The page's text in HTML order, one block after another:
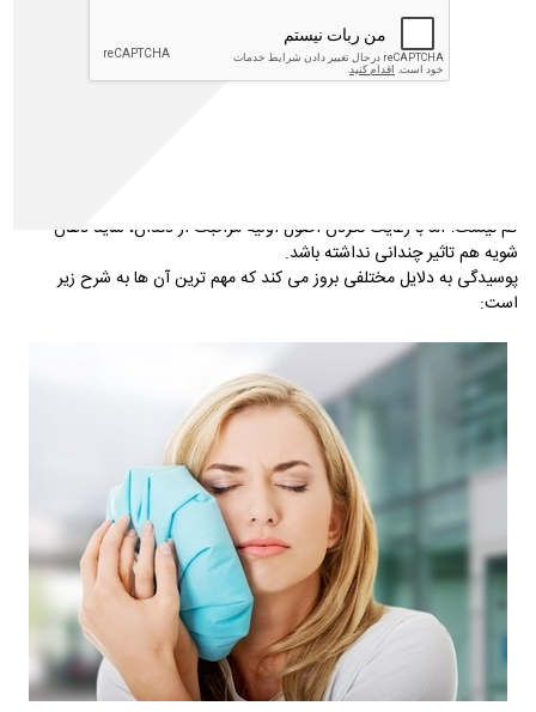
از دست دادن دندان شوند. مراجعه منظم به دندان پزشک و عادت های
خوب مانند مسواک زدن و نخ دندان کشیدن بهترین راه های محافظتی
در برابر پوسیدگی ها هستند. علاوه بر این، فواید استفاده از دهان شویه
کم نیست؛ اما با رعایت نکردن اصول اولیه مراقبت از دندان، شاید دهان
شویه هم تاثیر چندانی نداشته باشد.
پوسیدگی به دلایل مختلفی بروز می کند که مهم ترین آن ها به شرح زیر
است: